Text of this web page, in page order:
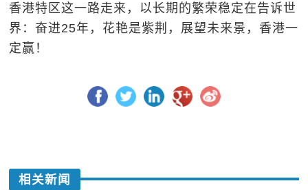
香港特区这一路走来，以长期的繁荣稳定在告诉世
界：奋进25年，花艳是紫荆，展望未来景，香港一
定赢！
相关新闻